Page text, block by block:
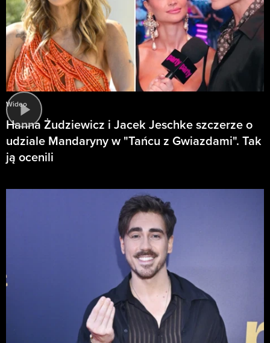
Wideo
Hanna Żudziewicz i Jacek Jeschke szczerze o
udziale Mandaryny w "Tańcu z Gwiazdami". Tak
ją ocenili